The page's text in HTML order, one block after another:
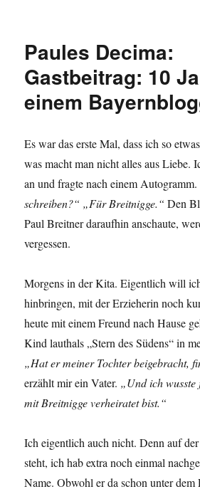
Vorerst.
Paules Decima:
Gastbeitrag: 10
einem
Es war das erste Mal, dass ich so
was macht man nicht alles aus Liebe.
an und fragte nach einem Autogramm.
schreiben?“ „Für Breitnigge.“ Den
Paul Breitner daraufhin anschaute,
vergessen.
Morgens in der Kita. Eigentlich will
hinbringen, mit der Erzieherin noch
heute mit einem Freund nach Hause
Kind lauthals „Stern des Südens“ in
„Hat er meiner Tochter beigebracht,
erzählt mir ein Vater. „Und ich wusste
mit Breitnigge verheiratet bist.“
Ich eigentlich auch nicht. Denn auf
steht, ich hab extra noch einmal
Name. Obwohl er da schon unter dem